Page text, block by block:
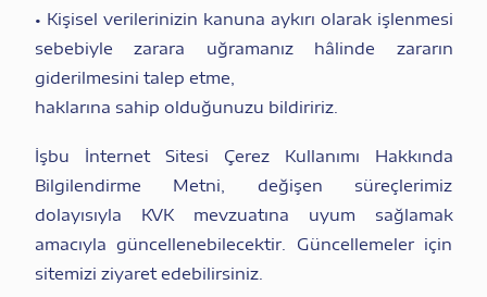
• Kişisel verilerinizin kanuna aykırı olarak işlenmesi
sebebiyle zarara uğramanız hâlinde zararın
giderilmesini talep etme,
haklarına sahip olduğunuzu bildiririz.
İşbu İnternet Sitesi Çerez Kullanımı Hakkında
Bilgilendirme Metni, değişen süreçlerimiz
dolayısıyla KVK mevzuatına uyum sağlamak
amacıyla güncellenebilecektir. Güncellemeler için
sitemizi ziyaret edebilirsiniz.